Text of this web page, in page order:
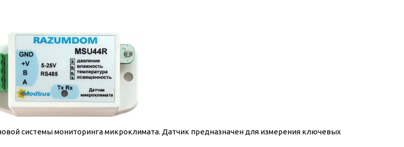
системы мониторинга микроклимата. Датчик предназначен для измерения ключевых